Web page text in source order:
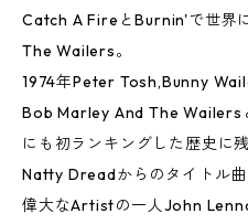
Catch A FireとBurnin'で世界
The Wailers。
1974年Peter Tosh,Bunny
Bob Marley And The Wailers
にも初ランキングした歴史に
Natty Dreadからのタイトル曲
偉大なArtistの一人John